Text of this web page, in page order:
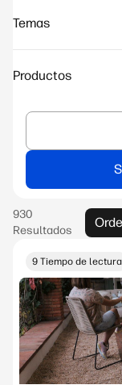
Temas
Productos
9 Tiempo de lectura